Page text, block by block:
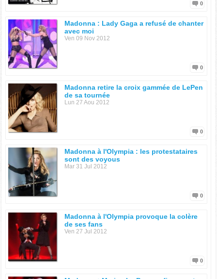
0
Madonna : Lady Gaga a refusé de chanter
avec moi
Ven 09 Nov 2012
0
Madonna retire la croix gammée de LePen
de sa tournée
Lun 27 Aou 2012
0
Madonna à l'Olympia : les protestataires
sont des voyous
Mar 31 Jul 2012
0
Madonna à l'Olympia provoque la colère
de ses fans
Ven 27 Jul 2012
0